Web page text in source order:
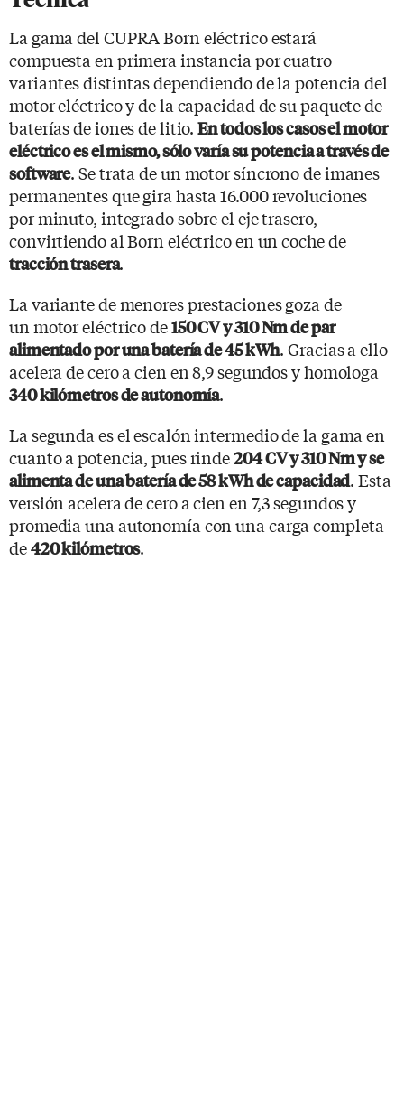
La gama del CUPRA Born eléctrico estará
compuesta en primera instancia por cuatro
variantes distintas dependiendo de la potencia del
motor eléctrico y de la capacidad de su paquete de
baterías de iones de litio.En todos los casos el motor
eléctrico es el mismo, sólo varía su potencia a través de
software. Se trata de un motor síncrono de imanes
permanentes que gira hasta 16.000 revoluciones
por minuto, integrado sobre el eje trasero,
convirtiendo al Born eléctrico en un coche de
tracción trasera.
La variante de menores prestaciones goza de
un motor eléctrico de150 CV y 310 Nm de par
alimentado por una batería de 45 kWh. Gracias a ello
acelera de cero a cien en 8,9 segundos y homologa
340 kilómetros de autonomía.
La segunda es el escalón intermedio de la gama en
cuanto a potencia, pues rinde204 CV y 310 Nm y se
alimenta de una batería de 58 kWh de capacidad. Esta
versión acelera de cero a cien en 7,3 segundos y
promedia una autonomía con una carga completa
de420 kilómetros.